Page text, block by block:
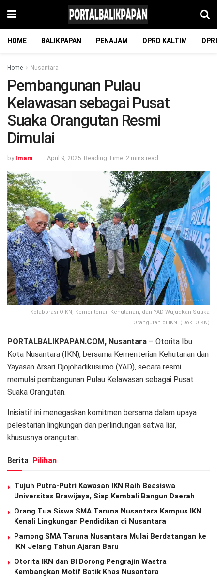
HOME BALIKPAPAN PENAJAM DPRD KALTIM
Home Nusantara
Pembangunan Pulau
Kelawasan sebagai Pusat
Suaka Orangutan Resmi
Dimulai
by Imam April 9, 2025 Reading Time: 2 mins read
Kolaborasi OIKN, Kementerian Kehutanan, dan YAD Wujudkan Suaka
Orangutan di IKN. (Dok. OIKN)
PORTALBALIKPAPAN.COM, Nusantara – Otorita Ibu
Kota Nusantara (IKN), bersama Kementerian Kehutanan dan
Yayasan Arsari Djojohadikusumo (YAD), secara resmi
memulai pembangunan Pulau Kelawasan sebagai Pusat
Suaka Orangutan.
Inisiatif ini menegaskan komitmen bersama dalam upaya
pelestarian lingkungan dan perlindungan satwa liar,
khususnya orangutan.
Berita Pilihan
Tujuh Putra-Putri Kawasan IKN Raih Beasiswa
Universitas Brawijaya, Siap Kembali Bangun Daerah
Orang Tua Siswa SMA Taruna Nusantara Kampus IKN
Kenali Lingkungan Pendidikan di Nusantara
Pamong SMA Taruna Nusantara Mulai Berdatangan ke
IKN Jelang Tahun Ajaran Baru
Otorita IKN dan BI Dorong Pengrajin Wastra
Kembangkan Motif Batik Khas Nusantara